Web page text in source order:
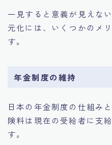
一見すると意義が見えな
元化には、いくつかのメ
す。
年金制度の維持
日本の年金制度の仕組み
険料は現在の受給者に支
す。